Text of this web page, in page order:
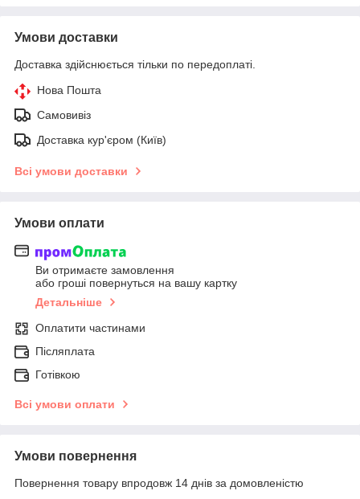
Умови доставки
Доставка здійснюється тільки по передоплаті.
Нова Пошта
Самовивіз
Доставка кур'єром (Київ)
Всі умови доставки
Умови оплати
Ви отримаєте замовлення
або гроші повернуться на вашу картку
Детальніше
Оплатити частинами
Післяплата
Готівкою
Всі умови оплати
Умови повернення
Повернення товару впродовж 14 днів за домовленістю